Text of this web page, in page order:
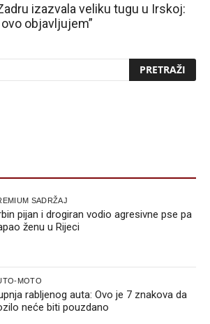
izazvala veliku tugu u Irskoj:
objavljujem”
SADRŽAJ
pijan i drogiran vodio agresivne pse pa
ženu u Rijeci
MOTO
rabljenog auta: Ovo je 7 znakova da
neće biti pouzdano